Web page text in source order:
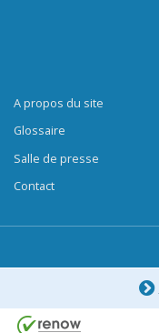
A propos du site
Glossaire
Salle de presse
Contact